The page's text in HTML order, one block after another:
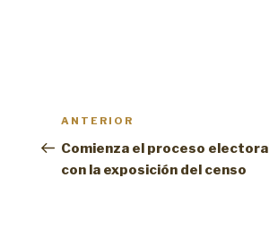
Navegación
de
entradas
Entrada
anterior:
ANTERIOR
Comienza el proceso electoral
con la exposición del censo